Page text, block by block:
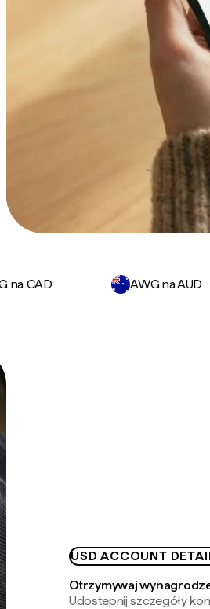
na CAD AWG na AUD
USD ACCOUNT
Otrzymywaj
Udostępnij szczegóły